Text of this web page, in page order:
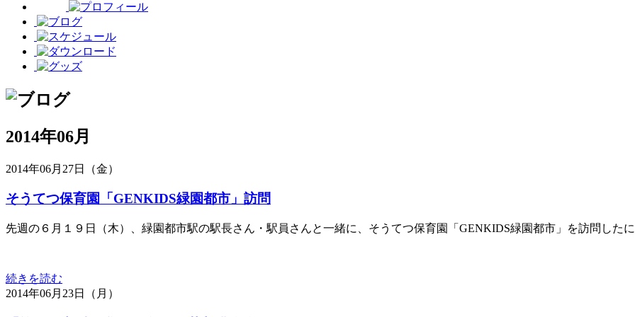
2014年06月
2014年06月27日（金）
そうてつ保育園「GENKIDS緑園都市」訪問
先週の６月１９日（木）、緑園都市駅の駅長さん・駅員さんと一緒に、そうてつ保育園「GENKIDS緑園都市」を訪問した
続きを読む
2014年06月23日（月）